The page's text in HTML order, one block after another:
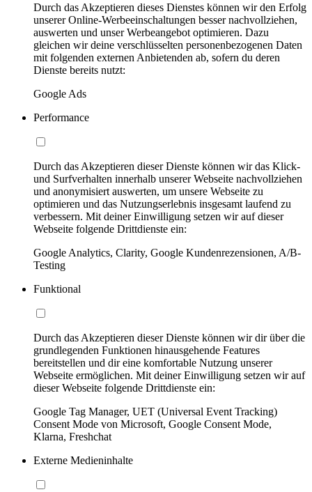
Durch das Akzeptieren dieses Dienstes können wir den Erfolg
unserer Online-Werbeeinschaltungen besser nachvollziehen,
auswerten und unser Werbeangebot optimieren. Dazu
gleichen wir deine verschlüsselten personenbezogenen Daten
mit folgenden externen Anbietenden ab, sofern du deren
Dienste bereits nutzt:
Google Ads
Performance
Durch das Akzeptieren dieser Dienste können wir das Klick-
und Surfverhalten innerhalb unserer Webseite nachvollziehen
und anonymisiert auswerten, um unsere Webseite zu
optimieren und das Nutzungserlebnis insgesamt laufend zu
verbessern. Mit deiner Einwilligung setzen wir auf dieser
Webseite folgende Drittdienste ein:
Google Analytics, Clarity, Google Kundenrezensionen, A/B-
Testing
Funktional
Durch das Akzeptieren dieser Dienste können wir dir über die
grundlegenden Funktionen hinausgehende Features
bereitstellen und dir eine komfortable Nutzung unserer
Webseite ermöglichen. Mit deiner Einwilligung setzen wir auf
dieser Webseite folgende Drittdienste ein:
Google Tag Manager, UET (Universal Event Tracking)
Consent Mode von Microsoft, Google Consent Mode,
Klarna, Freshchat
Externe Medieninhalte